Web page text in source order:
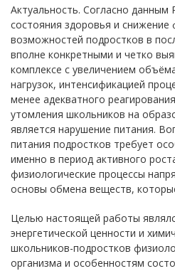
Актуальность. Согласно
состояния здоровья и снижение
возможностей подростков в
вполне конкретными и четко
комплексе с увеличением
нагрузок, интенсификацией
менее адекватного
утомления школьников на
является нарушение питания.
питания подростков требует
именно в период активного
физиологические процессы
основы обмена веществ,
Целью настоящей работы
энергетической ценности и
школьников-подростков
организма и особенностям